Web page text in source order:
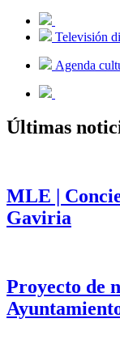
Televisión
Agenda
Últimas
MLE |
Gaviria
Proyecto de